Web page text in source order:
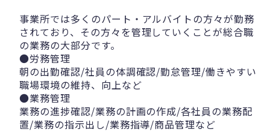
事業所では多くのパート・アルバイトの方々が勤務
されており、その方々を管理していくことが総合職
の業務の大部分です。
●労務管理
朝の出勤確認/社員の体調確認/勤怠管理/働きやすい
職場環境の維持、向上など
●業務管理
業務の進捗確認/業務の計画の作成/各社員の業務配
置/業務の指示出し/業務指導/商品管理など